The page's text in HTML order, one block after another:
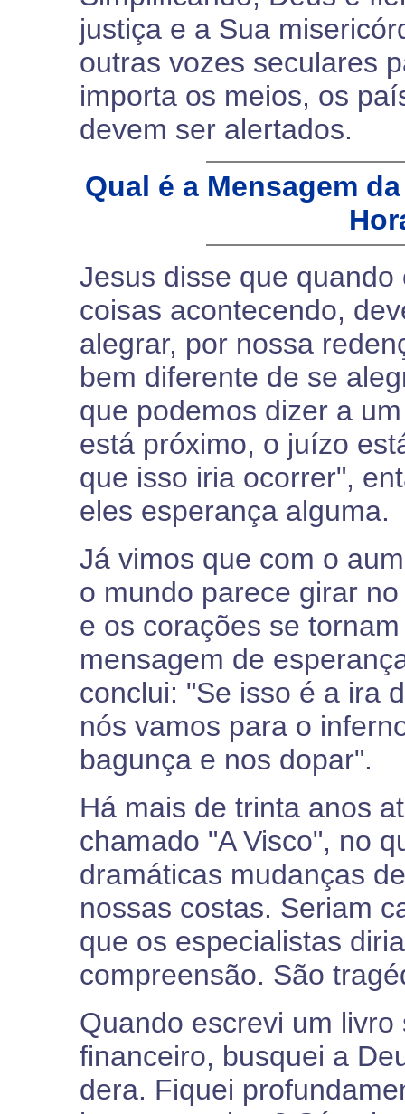
justiça e a Sua
outras vozes seculares
importa os meios, os
devem ser alertados.
Qual é a Mensagem
Jesus disse que
coisas acontecendo,
alegrar, por nossa
bem diferente de se
que podemos dizer a
está próximo, o juízo
que isso iria ocorrer",
eles esperança alguma.
Já vimos que com o
o mundo parece girar
e os corações se
mensagem de
conclui: "Se isso é a ira
nós vamos para o
bagunça e nos dopar".
Há mais de trinta anos
chamado "A Visco", no
dramáticas mudanças
nossas costas. Seriam
que os especialistas
compreensão. São
Quando escrevi um
financeiro, busquei a
dera. Fiquei